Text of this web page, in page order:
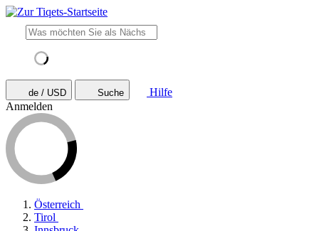
de / USD Suche
Hilfe
Anmelden
Österreich
Tirol